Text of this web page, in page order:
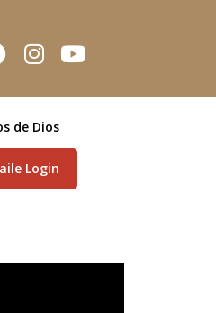
de Dios
Login